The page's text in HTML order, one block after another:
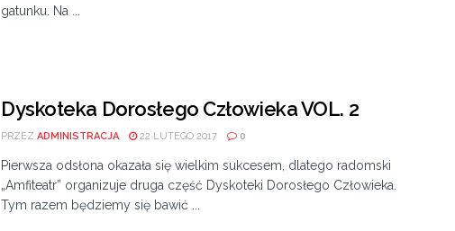
gatunku. Na ...
Dyskoteka Dorosłego Człowieka VOL. 2
PRZEZ ADMINISTRACJA 22 LUTEGO 2017 0
Pierwsza odsłona okazała się wielkim sukcesem, dlatego radomski
„Amfiteatr” organizuje druga część Dyskoteki Dorosłego Człowieka.
Tym razem będziemy się bawić ...